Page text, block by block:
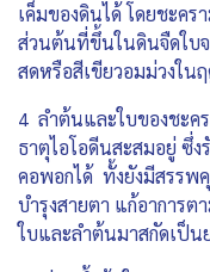
เค็มของดินได้ โดยชะค
ส่วนต้นที่ขึ้นในดินจืดใบ
สดหรือสีเขียวอมม่วงใน
4 ลำต้นและใบของชะค
ธาตุไอโอดีนสะสมอยู่ ซึ่
คอพอกได้ ทั้งยังมีสรรพ
บำรุงสายตา แก้อาการต
ใบและลำต้นมาสกัดเป็น